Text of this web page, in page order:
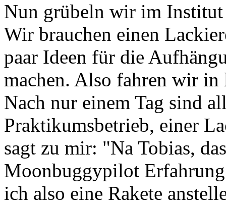
Nun grübeln wir im Institut
Wir brauchen einen
paar Ideen für die
machen. Also fahren wir
Nach nur einem Tag sind
Praktikumsbetrieb, einer
sagt zu mir: "Na Tobias,
Moonbuggypilot
ich also eine Rakete